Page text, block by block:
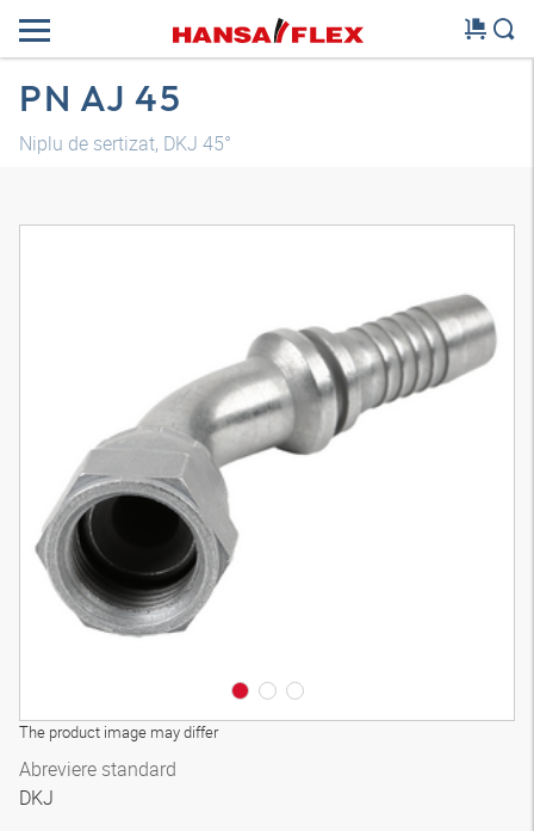
PN AJ 45
Niplu de sertizat, DKJ 45°
The product image may differ
Model 3D
Abreviere standard
DKJ